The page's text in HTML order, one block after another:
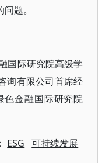
题。
国际研究院高级学
询有限公司首席经
色金融国际研究院
ESG 可持续发展